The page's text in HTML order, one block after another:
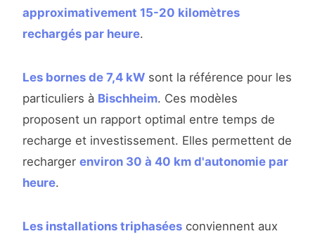
approximativement 15-20 kilomètres
rechargés par heure.
Les bornes de 7,4 kW sont la référence pour les
particuliers à Bischheim. Ces modèles
proposent un rapport optimal entre temps de
recharge et investissement. Elles permettent de
recharger environ 30 à 40 km d'autonomie par
heure.
Les installations triphasées conviennent aux